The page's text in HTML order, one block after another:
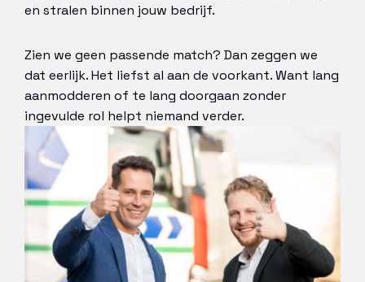
en stralen binnen jouw bedrijf.
Zien we geen passende match? Dan zeggen we
dat eerlijk. Het liefst al aan de voorkant. Want lang
aanmodderen of te lang doorgaan zonder
ingevulde rol helpt niemand verder.